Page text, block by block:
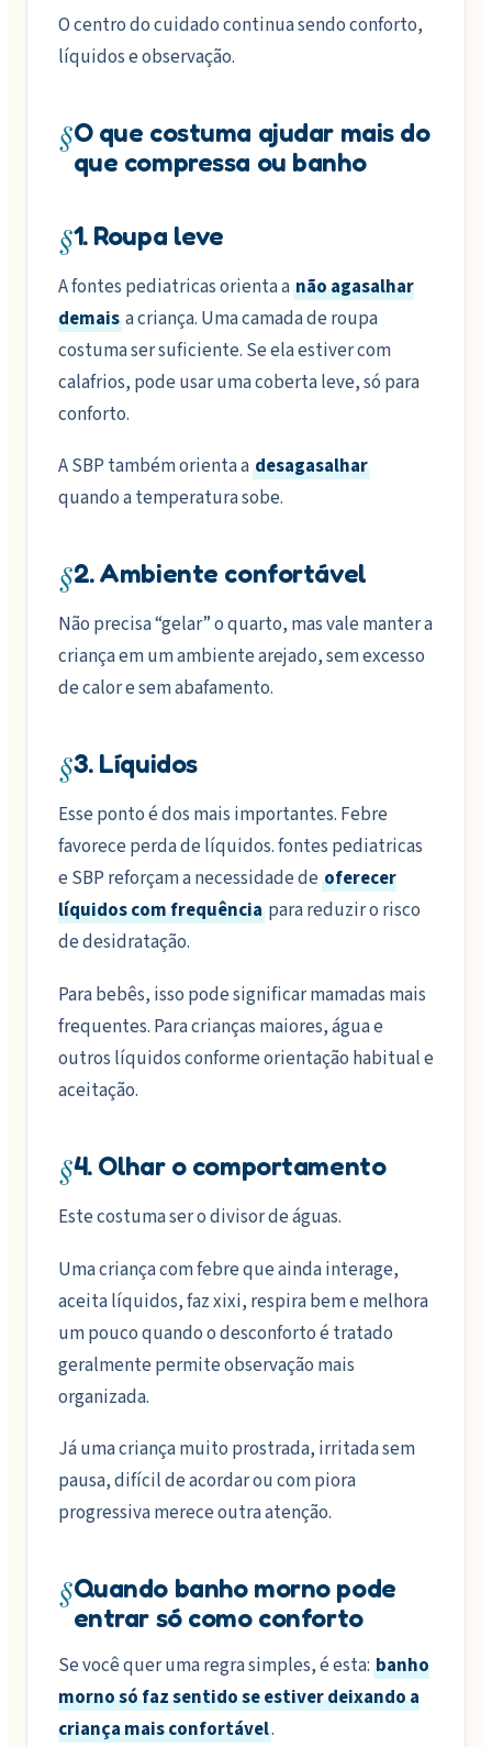
O centro do cuidado continua sendo conforto,
líquidos e observação.
§O que costuma ajudar mais do
que compressa ou banho
§1. Roupa leve
A fontes pediatricas orienta a não agasalhar
demais a criança. Uma camada de roupa
costuma ser suficiente. Se ela estiver com
calafrios, pode usar uma coberta leve, só para
conforto.
A SBP também orienta a desagasalhar
quando a temperatura sobe.
§2. Ambiente confortável
Não precisa “gelar” o quarto, mas vale manter a
criança em um ambiente arejado, sem excesso
de calor e sem abafamento.
§3. Líquidos
Esse ponto é dos mais importantes. Febre
favorece perda de líquidos. fontes pediatricas
e SBP reforçam a necessidade de oferecer
líquidos com frequência para reduzir o risco
de desidratação.
Para bebês, isso pode significar mamadas mais
frequentes. Para crianças maiores, água e
outros líquidos conforme orientação habitual e
aceitação.
§4. Olhar o comportamento
Este costuma ser o divisor de águas.
Uma criança com febre que ainda interage,
aceita líquidos, faz xixi, respira bem e melhora
um pouco quando o desconforto é tratado
geralmente permite observação mais
organizada.
Já uma criança muito prostrada, irritada sem
pausa, difícil de acordar ou com piora
progressiva merece outra atenção.
§Quando banho morno pode
entrar só como conforto
Se você quer uma regra simples, é esta: banho
morno só faz sentido se estiver deixando a
criança mais confortável.